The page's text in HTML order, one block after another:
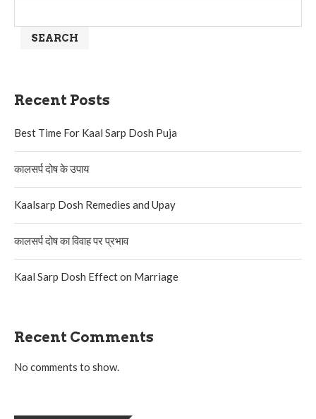
SEARCH
Recent Posts
Best Time For Kaal Sarp Dosh Puja
कालसर्प दोष के उपाय
Kaalsarp Dosh Remedies and Upay
कालसर्प दोष का विवाह पर प्रभाव
Kaal Sarp Dosh Effect on Marriage
Recent Comments
No comments to show.